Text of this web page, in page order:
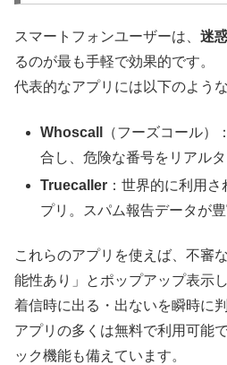
スマートフォンユーザーは、 迷
るのが最も手軽で効果的です。
代表的なアプリには以下のよう
Whoscall
（フーズコール）
合し、危険な番号をリアルタ
Truecaller ：世界的に利用
プリ。スパム報告データが豊
これらのアプリを使えば、不審
能性あり」とポップアップ表示
着信時に出る・出ないを瞬時に
アプリの多くは無料で利用可能
ック機能も備えています。